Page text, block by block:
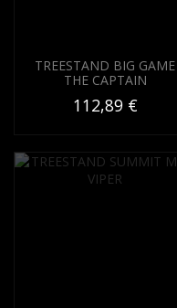
TREESTAND BIG GAME
THE CAPTAIN
112,89 €